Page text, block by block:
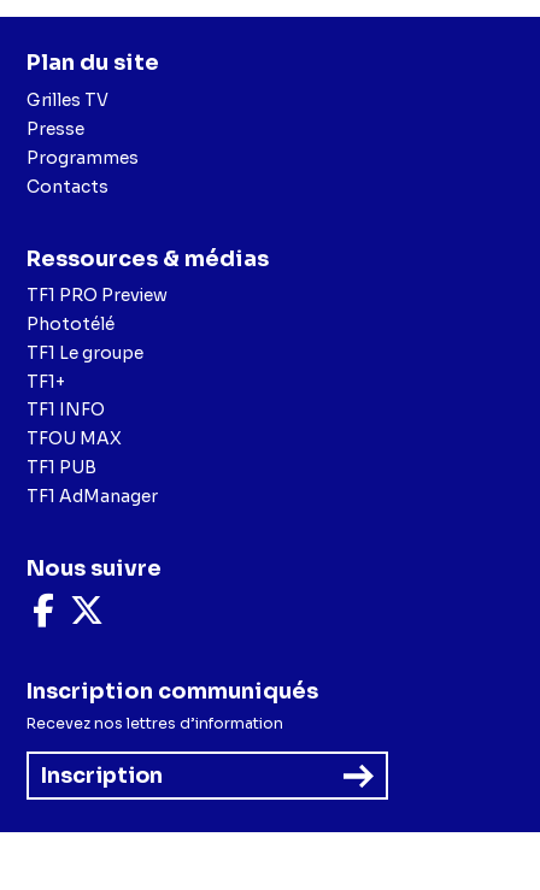
Plan du site
Grilles TV
Presse
Programmes
Contacts
Ressources & médias
TF1 PRO Preview
Phototélé
TF1 Le groupe
TF1+
TF1 INFO
TFOU MAX
TF1 PUB
TF1 AdManager
Nous suivre
Nous
suivre
Facebook
X
Inscription communiqués
Recevez nos lettres d’information
Inscription